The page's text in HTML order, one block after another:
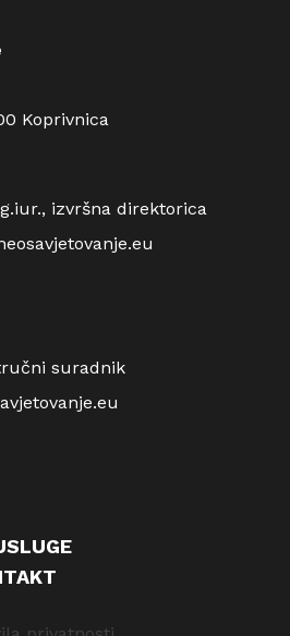
Koprivnica
izvršna direktorica
suradnik